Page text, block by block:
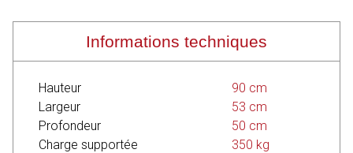
Informations techniques
Hauteur
90 cm
Largeur
53 cm
Profondeur
50 cm
Charge supportée
350 kg